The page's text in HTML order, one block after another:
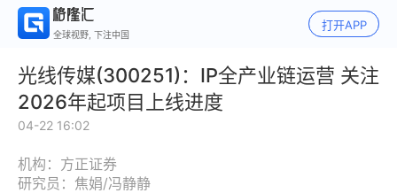
全球视野, 下注中国
打开APP
光线传媒(300251)：IP全产业链运营 关注
2026年起项目上线进度
04-22 16:02
机构：方正证券
研究员：焦娟/冯静静